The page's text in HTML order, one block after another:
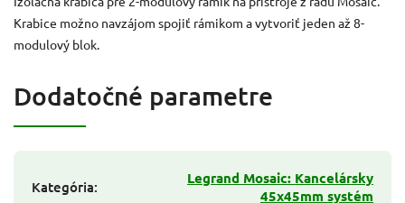
Krabice možno navzájom spojiť rámikom a vytvoriť jeden až 8-
modulový blok.
Dodatočné parametre
Kategória:
Legrand Mosaic: Kancelársky
45x45mm systém